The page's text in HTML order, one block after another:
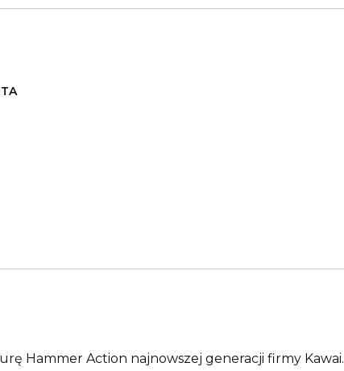
Hammer Action najnowszej generacji firmy Kawai.